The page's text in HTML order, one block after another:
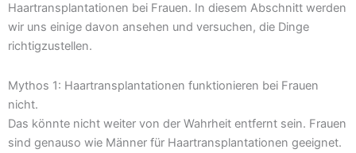
Haartransplantationen bei Frauen. In diesem Abschnitt werden
wir uns einige davon ansehen und versuchen, die Dinge
richtigzustellen.
Mythos 1: Haartransplantationen funktionieren bei Frauen
nicht.
Das könnte nicht weiter von der Wahrheit entfernt sein. Frauen
sind genauso wie Männer für Haartransplantationen geeignet.